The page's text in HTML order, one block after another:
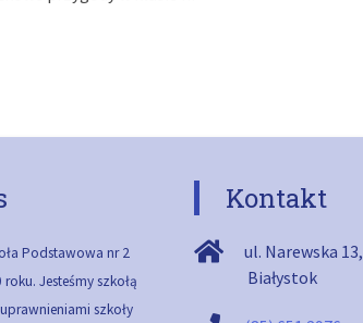
Podstawowa nr 2
Jesteśmy szkołą
szkoły
Kontakt
ul. Narewska 13,
Białystok